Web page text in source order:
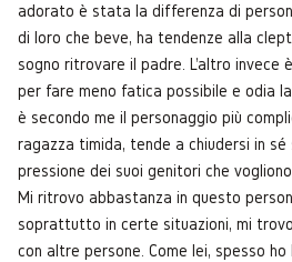
adorato è stata la differenza di
di loro che beve, ha tendenze alla
sogno ritrovare il padre. L'altro invece
per fare meno fatica possibile e odia
è secondo me il personaggio più
ragazza timida, tende a chiudersi in
pressione dei suoi genitori che
Mi ritrovo abbastanza in questo
soprattutto in certe situazioni, mi
con altre persone. Come lei, spesso